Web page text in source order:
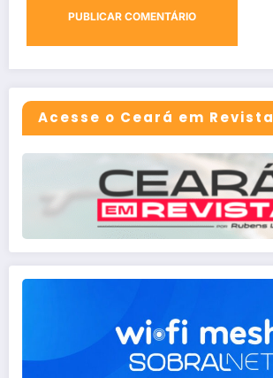
Acesse o Ceará em Revista